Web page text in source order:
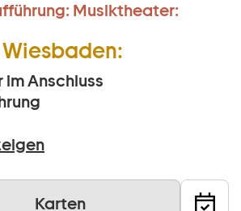
Musiktheater:
Anschluss
Karten